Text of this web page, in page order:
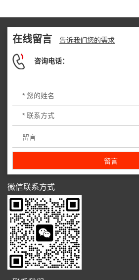
在线留言 告诉我们您的需求
咨询电话：
微信联系方式